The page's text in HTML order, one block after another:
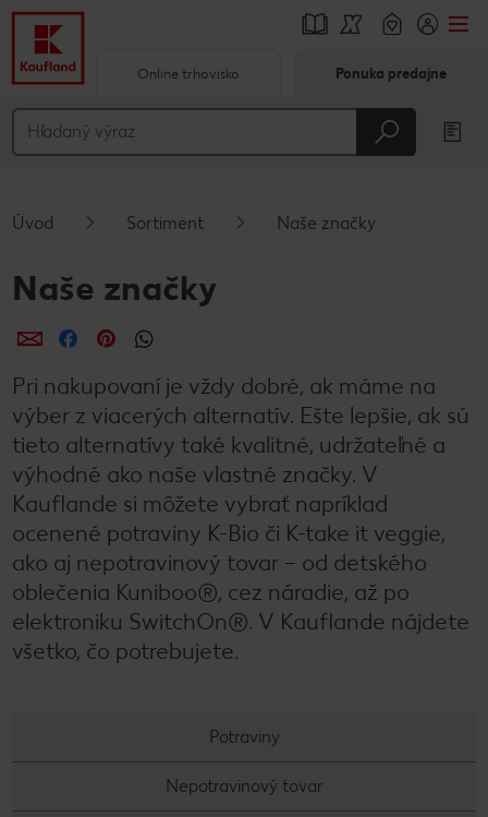
Hlavný obsah
Online trhovisko Ponuka predajne
Úvod Sortiment Naše značky
Naše značky
ZdieľaťZdieľaťZdieľať
Pri nakupovaní je vždy dobré, ak máme na
výber z viacerých alternatív. Ešte lepšie, ak sú
tieto alternatívy také kvalitné, udržateľné a
výhodné ako naše vlastné značky. V
Kauflande si môžete vybrať napríklad
ocenené potraviny K-Bio či K-take it veggie,
ako aj nepotravinový tovar – od detského
oblečenia Kuniboo®, cez náradie, až po
elektroniku SwitchOn®. V Kauflande nájdete
všetko, čo potrebujete.
Potraviny
Nepotravinový tovar